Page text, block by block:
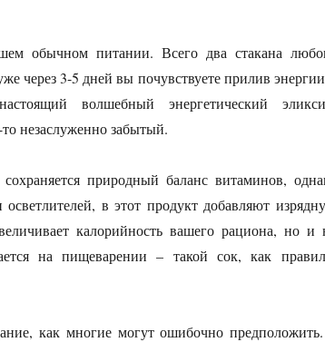
обычном питании. Всего два стакана
через 3-5 дней вы почувствуете прилив
волшебный энергетический
незаслуженно забытый.
природный баланс витаминов,
в этот продукт добавляют
калорийность вашего рациона, но и
на пищеварении – такой сок, как
как многие могут ошибочно